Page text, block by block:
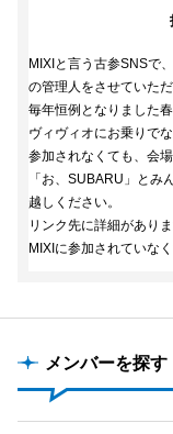
MIXIと言う古参SNSで
の管理人をさせていただ
毎年恒例となりました
ヴィヴィオにお乗りで
参加されなくても、会
「お、SUBARU」とみ
越しください。
リンク先に詳細がありま
MIXIに参加されていな
メンバーを探す